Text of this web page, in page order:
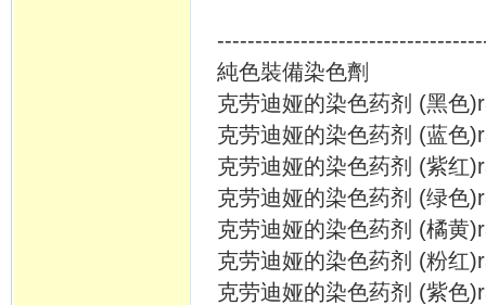
純色裝備染色劑
克劳迪娅的染色药剂 (黑色
克劳迪娅的染色药剂 (蓝色
克劳迪娅的染色药剂 (紫红
克劳迪娅的染色药剂 (绿色
克劳迪娅的染色药剂 (橘黄
克劳迪娅的染色药剂 (粉红
克劳迪娅的染色药剂 (紫色